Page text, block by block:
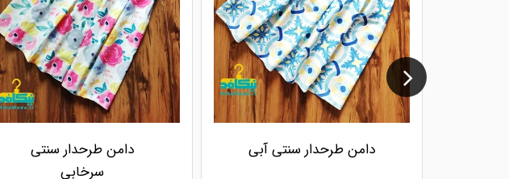
دامن طرحدار سنتی آبی
دامن طرحدار سنتی
سرخابی